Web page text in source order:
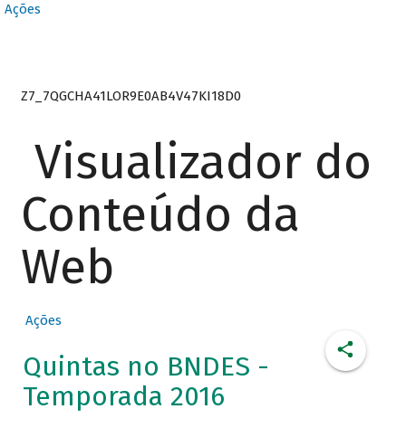
Ações
Z7_7QGCHA41LOR9E0AB4V47KI18D0
Visualizador do
Conteúdo da
Web
Ações
Quintas no BNDES -
Temporada 2016